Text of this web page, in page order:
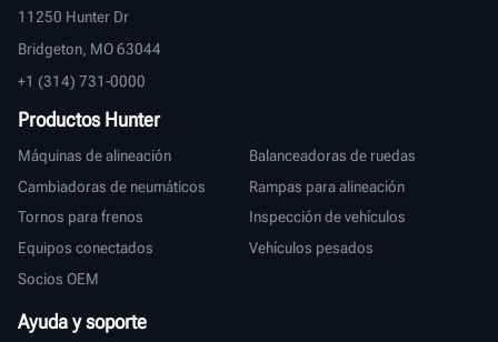
11250 Hunter Dr
Bridgeton, MO 63044
+1 (314) 731-0000
Productos Hunter
Máquinas de alineación
Balanceadoras de ruedas
Cambiadoras de neumáticos
Rampas para alineación
Tornos para frenos
Inspección de vehículos
Equipos conectados
Vehículos pesados
Socios OEM
Ayuda y soporte